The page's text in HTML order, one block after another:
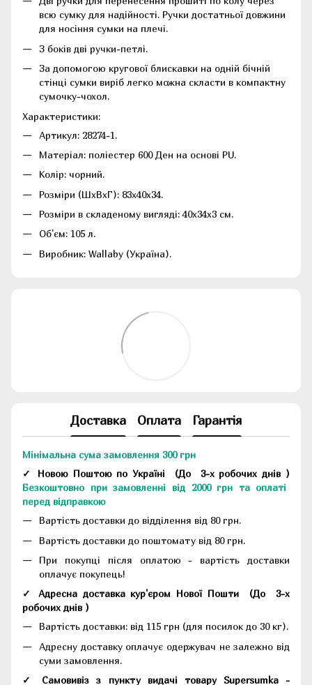
всю сумку для надійності. Ручки достатньої довжини
для носіння сумки на плечі.
З боків дві ручки-петлі.
За допомогою кругової блискавки на одній бічній
стінці сумки виріб легко можна скласти в компактну
сумочку-чохол.
Характеристики:
Артикул: 28274-1.
Матеріал: поліестер 600 Ден на основі PU.
Колір: чорний.
Розміри (ШхВхГ): 83х40х34.
Розміри в складеному вигляді: 40х34х3 см.
Об'єм: 105 л.
Виробник: Wallaby (Україна).
Доставка Оплата Гарантія
Мінімальна сума замовлення 300 грн
✓ Новою Поштою по Україні (До 3-х робочих днів )
Безкоштовно при замовленні від 2000 грн та оплаті
перед відправкою
Вартість доставки до відділення від 80 грн.
Вартість доставки до поштомату від 80 грн.
При покупці після оплатою - вартість доставки
оплачує покупець!
✓ Адресна доставка кур'єром Нової Пошти (До 3-х
робочих днів )
Вартість доставки: від 115 грн (для посилок до 30 кг).
Адресну доставку оплачує одержувач не залежно від
суми замовлення.
✓ Самовивіз з пункту видачі товару Supersumka -